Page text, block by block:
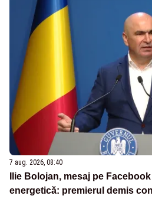
7 aug. 2026, 08:40
Ilie Bolojan, mesaj pe
energetică: premierul demis